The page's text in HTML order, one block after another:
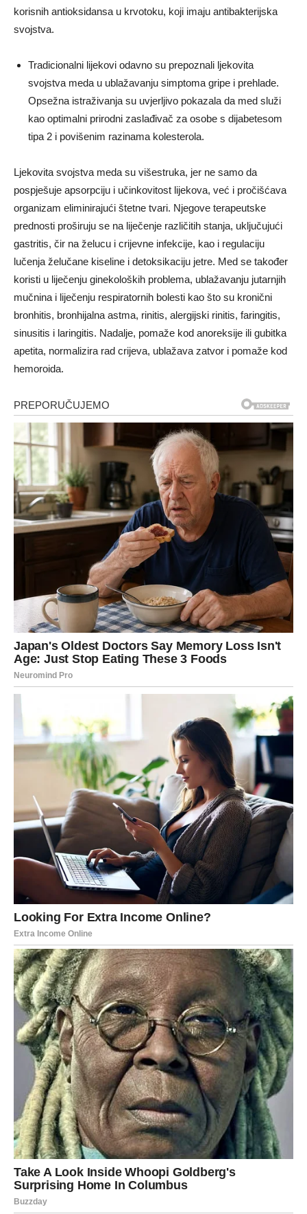
korisnih antioksidansa u krvotoku, koji imaju antibakterijska
svojstva.
Tradicionalni lijekovi odavno su prepoznali ljekovita
svojstva meda u ublažavanju simptoma gripe i prehlade.
Opsežna istraživanja su uvjerljivo pokazala da med služi
kao optimalni prirodni zaslađivač za osobe s dijabetesom
tipa 2 i povišenim razinama kolesterola.
Ljekovita svojstva meda su višestruka, jer ne samo da
pospješuje apsorpciju i učinkovitost lijekova, već i pročišćava
organizam eliminirajući štetne tvari. Njegove terapeutske
prednosti proširuju se na liječenje različitih stanja, uključujući
gastritis, čir na želucu i crijevne infekcije, kao i regulaciju
lučenja želučane kiseline i detoksikaciju jetre. Med se također
koristi u liječenju ginekoloških problema, ublažavanju jutarnjih
mučnina i liječenju respiratornih bolesti kao što su kronični
bronhitis, bronhijalna astma, rinitis, alergijski rinitis, faringitis,
sinusitis i laringitis. Nadalje, pomaže kod anoreksije ili gubitka
apetita, normalizira rad crijeva, ublažava zatvor i pomaže kod
hemoroida.